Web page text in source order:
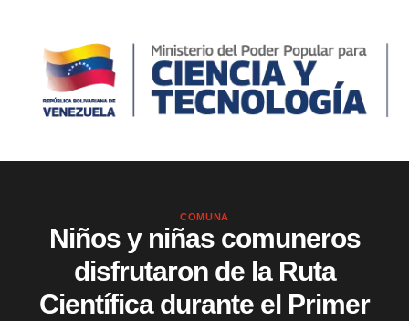
COMUNA
Niños y niñas comuneros
disfrutaron de la Ruta
Científica durante el Primer